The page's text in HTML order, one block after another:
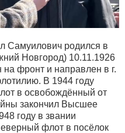
Самуилович родился в
Новгород) 10.11.1926
фронт и направлен в г.
В 1944 году
в освобождённый от
закончил Высшее
году в звании
флот в посёлок